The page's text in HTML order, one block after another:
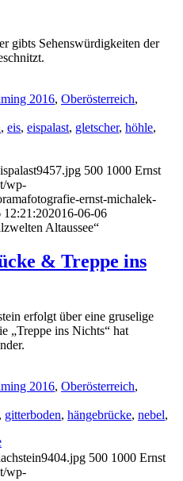
gibts Sehenswürdigkeiten der
2016, Oberösterreich,
, eis, eispalast, gletscher, höhle,
500 1000 Ernst
wp-
ernst-michalek-
12:21:202016-06-06
Altaussee“
& Treppe ins
erfolgt über eine gruselige
„Treppe ins Nichts“ hat
2016, Oberösterreich,
, gitterboden, hängebrücke, nebel,
500 1000 Ernst
wp-